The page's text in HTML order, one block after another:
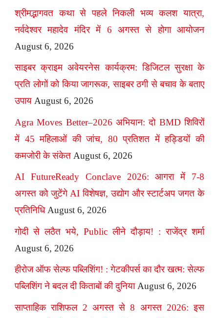
श्रीमद्भागवत कथा से पहले निकली भव्य कलश यात्रा,
नर्वदेश्वर महादेव मंदिर में 6 अगस्त से होगा आयोजन
August 6, 2026
साइबर क्राइम अवेयरनेस कार्यक्रम: डिजिटल सुरक्षा के
प्रति लोगों को किया जागरूक, साइबर ठगी से बचाव के बताए
उपाय August 6, 2026
Agra Moves Better–2026 अभियान: दो BMD शिविरों
में 45 महिलाओं की जांच, 80 प्रतिशत में हड्डियों की
कमजोरी के संकेत August 6, 2026
AI FutureReady Conclave 2026: आगरा में 7-8
अगस्त को जुटेंगे AI विशेषज्ञ, उद्योग और स्टार्टअप जगत के
प्रतिनिधि August 6, 2026
गोदी से लठैत भये, Public लीने दौड़ाय! : राजेंद्र शर्मा
August 6, 2026
हीरोज ऑफ सेल्फ पब्लिशिंग! : गेटकीपर्स का दौर खत्म: सेल्फ
पब्लिशिंग ने बदल दी किताबों की दुनिया August 6, 2026
साप्ताहिक राशिफल 2 अगस्त से 8 अगस्त 2026: इस